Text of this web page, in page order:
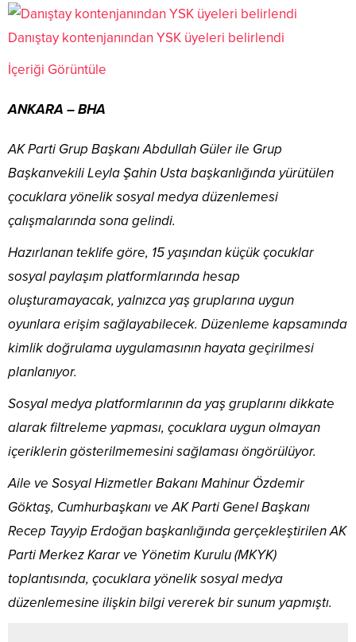
Danıştay kontenjanından YSK üyeleri belirlendi
İçeriği Görüntüle
ANKARA – BHA
AK Parti Grup Başkanı Abdullah Güler ile Grup
Başkanvekili Leyla Şahin Usta başkanlığında yürütülen
çocuklara yönelik sosyal medya düzenlemesi
çalışmalarında sona gelindi.
Hazırlanan teklife göre, 15 yaşından küçük çocuklar
sosyal paylaşım platformlarında hesap
oluşturamayacak, yalnızca yaş gruplarına uygun
oyunlara erişim sağlayabilecek. Düzenleme kapsamında
kimlik doğrulama uygulamasının hayata geçirilmesi
planlanıyor.
Sosyal medya platformlarının da yaş gruplarını dikkate
alarak filtreleme yapması, çocuklara uygun olmayan
içeriklerin gösterilmemesini sağlaması öngörülüyor.
Aile ve Sosyal Hizmetler Bakanı Mahinur Özdemir
Göktaş, Cumhurbaşkanı ve AK Parti Genel Başkanı
Recep Tayyip Erdoğan başkanlığında gerçekleştirilen AK
Parti Merkez Karar ve Yönetim Kurulu (MKYK)
toplantısında, çocuklara yönelik sosyal medya
düzenlemesine ilişkin bilgi vererek bir sunum yapmıştı.